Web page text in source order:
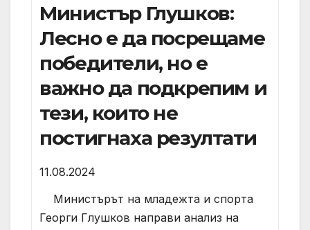
Министър Глушков:
Лесно е да посрещаме
победители, но е
важно да подкрепим и
тези, които не
постигнаха резултати
11.08.2024
Министърът на младежта и спорта
Георги Глушков направи анализ на